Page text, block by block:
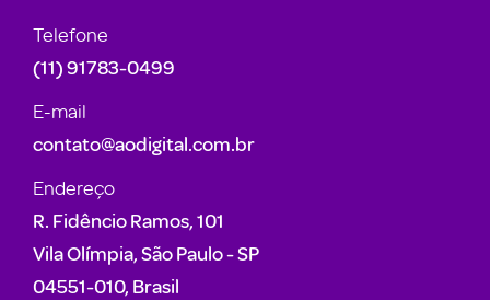
Telefone
(11) 91783-0499
E-mail
contato@aodigital.com.br
Endereço
R. Fidêncio Ramos, 101
Vila Olímpia, São Paulo - SP
04551-010, Brasil